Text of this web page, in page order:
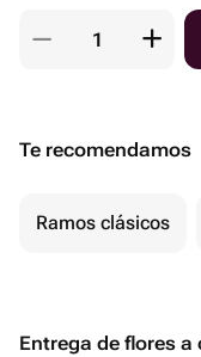
Te recomendamos
Ramos clásicos
Entrega de flores